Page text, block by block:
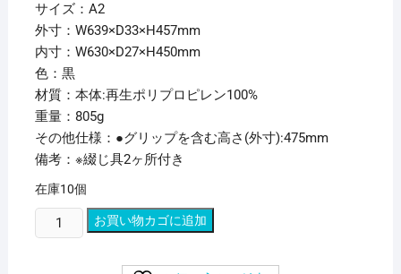
サイズ：A2
外寸：W639×D33×H457mm
内寸：W630×D27×H450mm
色：黒
材質：本体:再生ポリプロピレン100%
重量：805g
その他仕様：●グリップを含む高さ(外寸):475mm
備考：※綴じ具2ヶ所付き
在庫10個
と
お買い物カゴに追加